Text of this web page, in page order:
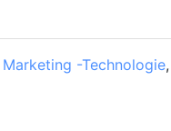
Marketing -Technologie,